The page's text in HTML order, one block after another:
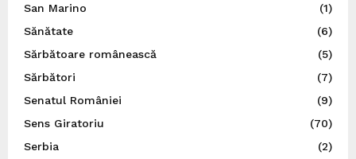
San Marino
(1)
Sănătate
(6)
Sărbătoare românească
(5)
Sărbători
(7)
Senatul României
(9)
Sens Giratoriu
(70)
Serbia
(2)